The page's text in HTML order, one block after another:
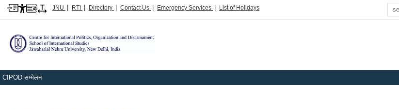
JNU | RTI | Directory | Contact Us | Emergency Services | List of Holidays
CIPOD सम्मेलन